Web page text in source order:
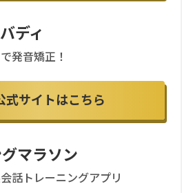
ディ
発音矯正！
式サイトはこちら
グマラソン
話トレーニングアプリ